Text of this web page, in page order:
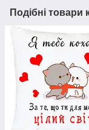
Подібні товари